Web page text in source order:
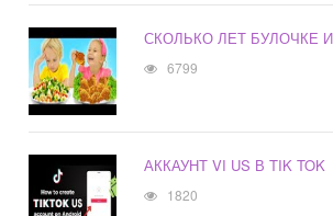
СКОЛЬКО ЛЕТ БУЛОЧКЕ
6799
АККАУНТ VI US В TIK TOK
1820